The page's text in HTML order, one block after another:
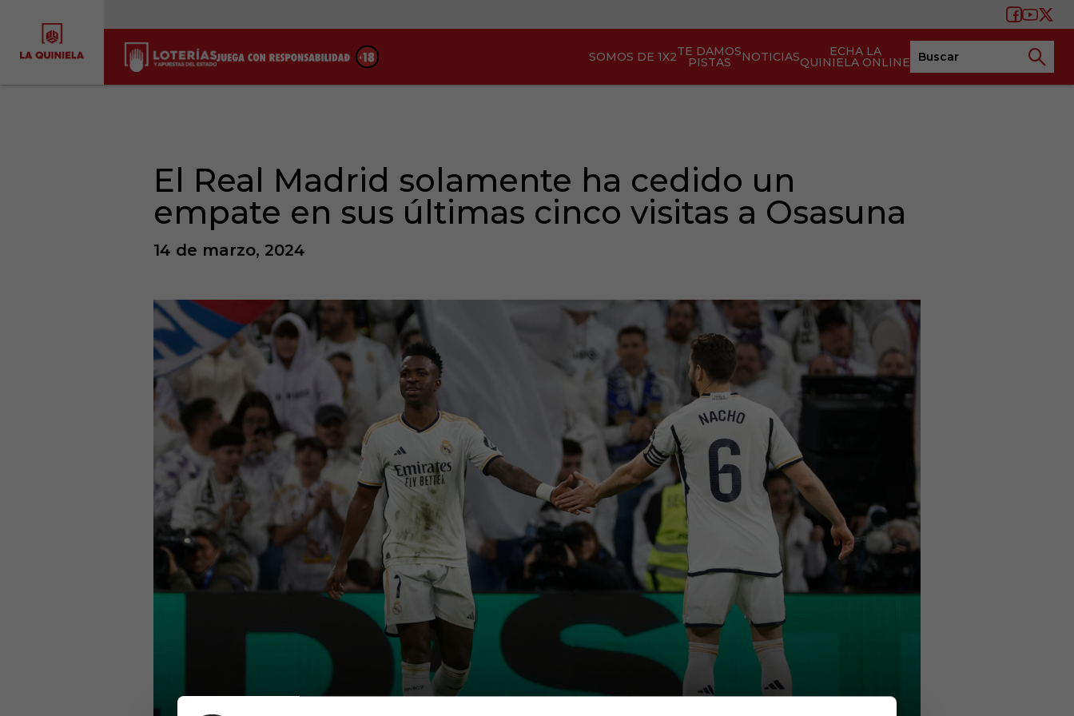
SOMOS DE 1X2TE DAMOS
PISTAS NOTICIAS ECHA LA
QUINIELA ONLINE
El Real Madrid solamente ha cedido un
empate en sus últimas cinco visitas a Osasuna
14 de marzo, 2024